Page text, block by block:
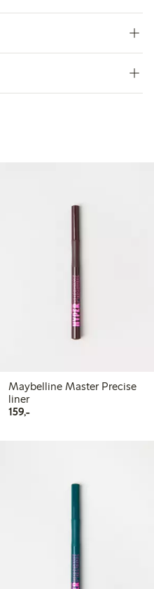
Maybelline Master Precise
liner
159,-159,00 kr